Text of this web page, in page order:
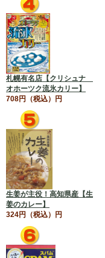
札幌有名店【クリシュナ
オホーツク流氷カリー】
708円（税込）円
生姜が主役！高知県産【生
姜のカレー】
324円（税込）円